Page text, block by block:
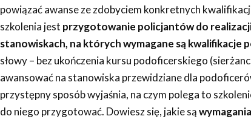
powiązać awanse ze zdobyciem konkretnych
szkolenia jest przygotowanie policjantów do realizacji
stanowiskach, na których wymagane są kwalifikacje
słowy – bez ukończenia kursu podoficerskiego
awansować na stanowiska przewidziane dla
przystępny sposób wyjaśnia, na czym polega to
do niego przygotować. Dowiesz się, jakie sąwymagania